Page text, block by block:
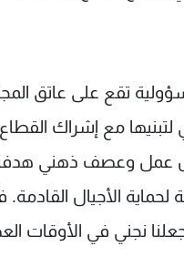
تقع على عاتق
لتبنيها مع إشراك
عمل وعصف ذهني هدفه
لحماية الأجيال القادمة.
نجني في الأوقات